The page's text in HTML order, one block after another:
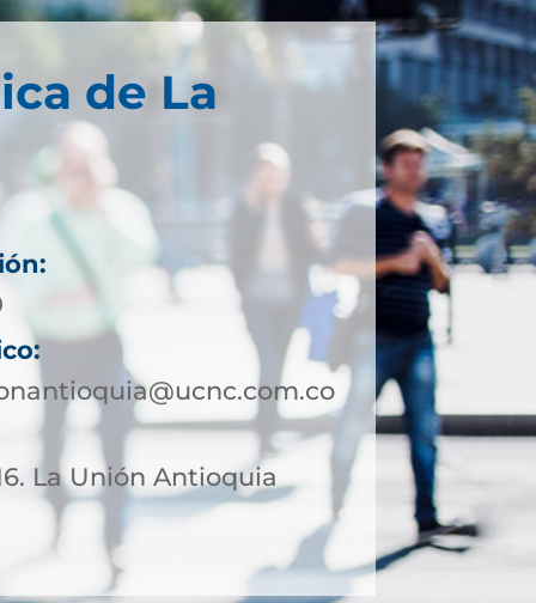
de La
La Unión Antioquia